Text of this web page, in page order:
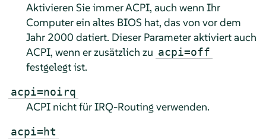
Aktivieren Sie immer ACPI, auch wenn Ihr
Computer ein altes BIOS hat, das von vor dem
Jahr 2000 datiert. Dieser Parameter aktiviert auch
ACPI, wenn er zusätzlich zu acpi=off
festgelegt ist.
acpi=noirq
ACPI nicht für IRQ-Routing verwenden.
acpi=ht